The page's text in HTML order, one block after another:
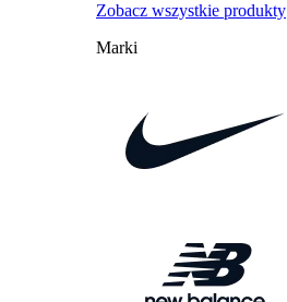
Zobacz wszystkie produkty
Marki